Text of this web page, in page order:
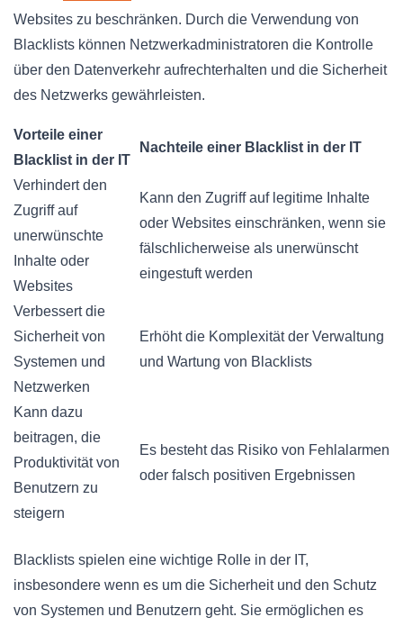
Websites zu beschränken. Durch die Verwendung von
Blacklists können Netzwerkadministratoren die Kontrolle
über den Datenverkehr aufrechterhalten und die Sicherheit
des Netzwerks gewährleisten.
Vorteile einer
Blacklist in der IT
Nachteile einer Blacklist in der IT
Verhindert den
Zugriff auf
unerwünschte
Inhalte oder
Websites
Kann den Zugriff auf legitime Inhalte
oder Websites einschränken, wenn sie
fälschlicherweise als unerwünscht
eingestuft werden
Verbessert die
Sicherheit von
Systemen und
Netzwerken
Erhöht die Komplexität der Verwaltung
und Wartung von Blacklists
Kann dazu
beitragen, die
Produktivität von
Benutzern zu
steigern
Es besteht das Risiko von Fehlalarmen
oder falsch positiven Ergebnissen
Blacklists spielen eine wichtige Rolle in der IT,
insbesondere wenn es um die Sicherheit und den Schutz
von Systemen und Benutzern geht. Sie ermöglichen es